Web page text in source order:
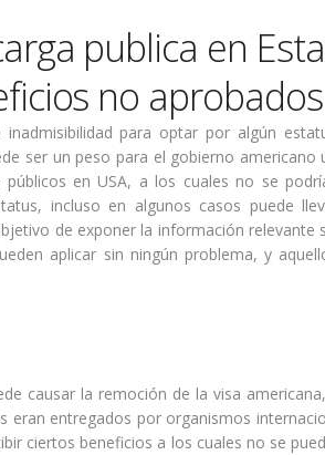
publica en
no aprobados
para optar por algún
ser un peso para el gobierno
públicos en USA, a los cuales no se
incluso en algunos casos puede
de exponer la información relevante
aplicar sin ningún problema, y
causar la remoción de la visa
eran entregados por organismos
ciertos beneficios a los cuales no se